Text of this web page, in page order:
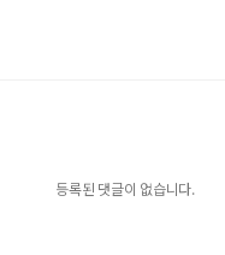
등록된 댓글이 없습니다.